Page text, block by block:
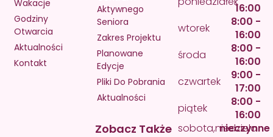
Wakacje
Godziny
Otwarcia
Aktualności
Kontakt
Aktywnego
Seniora
Zakres Projektu
Planowane
Edycje
Pliki Do Pobrania
Aktualności
Zobacz Także
16:00
wtorek
8:00 -
16:00
środa
8:00 -
16:00
czwartek
9:00 -
17:00
piątek
8:00 -
16:00
sobota,niedziela
nieczynne